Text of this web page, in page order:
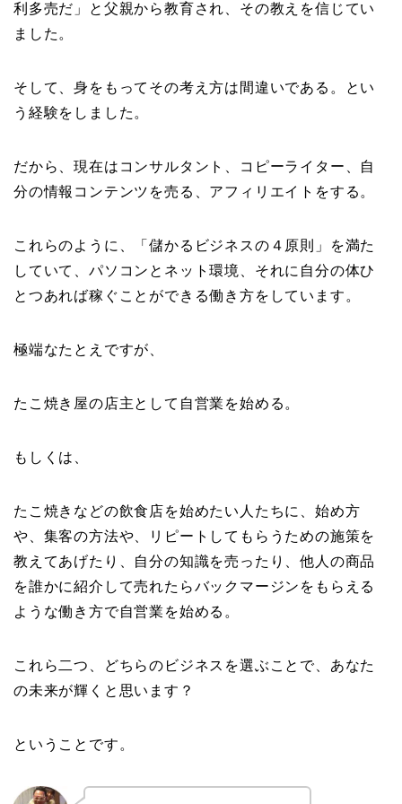
利多売だ」と父親から教育され、その教えを信じてい
ました。
そして、身をもってその考え方は間違いである。とい
う経験をしました。
だから、現在はコンサルタント、コピーライター、自
分の情報コンテンツを売る、アフィリエイトをする。
これらのように、「儲かるビジネスの４原則」を満た
していて、パソコンとネット環境、それに自分の体ひ
とつあれば稼ぐことができる働き方をしています。
極端なたとえですが、
たこ焼き屋の店主として自営業を始める。
もしくは、
たこ焼きなどの飲食店を始めたい人たちに、始め方
や、集客の方法や、リピートしてもらうための施策を
教えてあげたり、自分の知識を売ったり、他人の商品
を誰かに紹介して売れたらバックマージンをもらえる
ような働き方で自営業を始める。
これら二つ、どちらのビジネスを選ぶことで、あなた
の未来が輝くと思います？
ということです。